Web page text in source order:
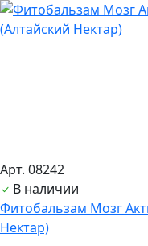
Арт. 08242
В наличии
Фитобальзам Мозг
Нектар)